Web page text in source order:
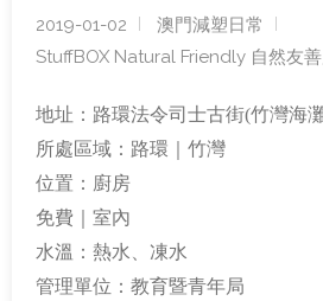
2019-01-02
澳門減塑日常
StuffBOX Natural Friendly 自然友
地址：路環法令司士古街(竹灣海
所處區域：路環｜竹灣
位置：廚房
免費｜室內
水溫：熱水、凍水
管理單位：教育暨青年局